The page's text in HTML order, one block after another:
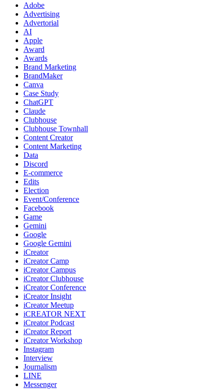
Adobe
Advertising
Advertorial
AI
Apple
Award
Awards
Brand Marketing
BrandMaker
Canva
Case Study
ChatGPT
Claude
Clubhouse
Clubhouse Townhall
Content Creator
Content Marketing
Data
Discord
E-commerce
Edits
Election
Event/Conference
Facebook
Game
Gemini
Google
Google Gemini
iCreator
iCreator Camp
iCreator Campus
iCreator Clubhouse
iCreator Conference
iCreator Insight
iCreator Meetup
iCREATOR NEXT
iCreator Podcast
iCreator Report
iCreator Workshop
Instagram
Interview
Journalism
LINE
Messenger